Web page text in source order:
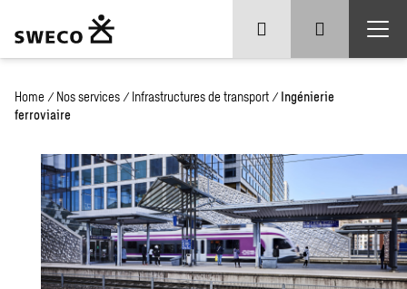
Home / Nos services / Infrastructures de transport / Ingénierie
ferroviaire